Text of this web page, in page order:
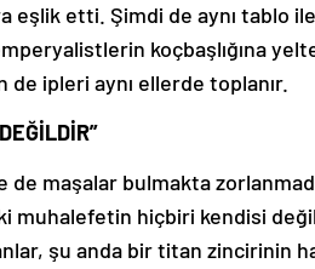
eşlik etti. Şimdi de aynı tablo ile
koçbaşlığına
de ipleri aynı ellerde toplanır.
de maşalar bulmakta
muhalefetin hiçbiri kendisi
şu anda bir titan zincirinin